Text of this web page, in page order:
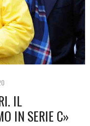
IL
IN SERIE C»